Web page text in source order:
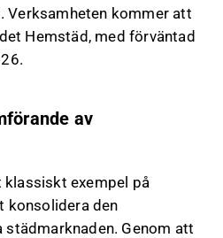
Verksamheten kommer att
Hemstäd, med förväntad
av
klassiskt exempel på
konsolidera den
Genom att